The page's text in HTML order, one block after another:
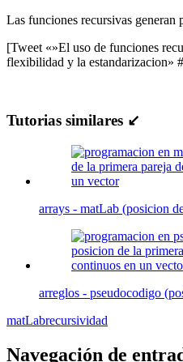
Las funciones recursivas generan
[Tweet «»El uso de funciones
flexibilidad y la estandarizacion»
Tutorias similares ↙
arrays - matLab (posicion
arreglos - pseudocodigo
matLabrecursividad
Navegación de